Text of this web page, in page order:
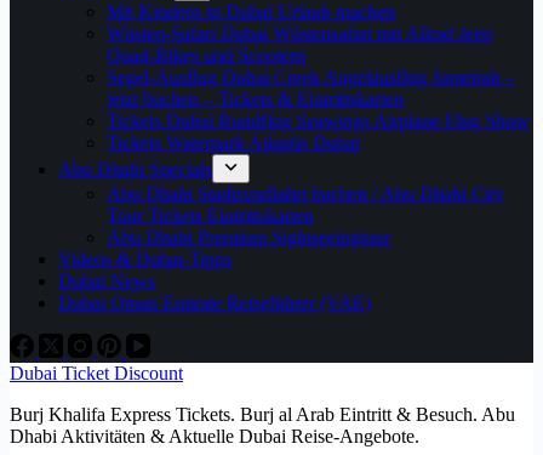
Mit Kindern in Dubai Urlaub machen
Wüsten-Safari Dubai Wüstensafari mit Allrad Jeep
Quad-Bikes und Scootern
Segel-Ausflug Dubai Creek Angelausflug Jumeirah –
jetzt buchen – Tickets & Eintrittskarten
Tickets Dubai Rundflug Seawings Airplane Flug Show
Tickets Waterpark Atlantis Dubai
Abu Dhabi Specials
Abu Dhabi Stadtrundfahrt buchen / Abu Dhabi City
Tour Tickets Eintrittskarten
Abu Dhabi Premium Sightseeingtour
Videos & Dubai-Tipps
Dubai News
Dubai Oman Emirate Reiseführer (VAE)
Dubai Ticket Discount
Burj Khalifa Express Tickets. Burj al Arab Eintritt & Besuch. Abu
Dhabi Aktivitäten & Aktuelle Dubai Reise-Angebote.